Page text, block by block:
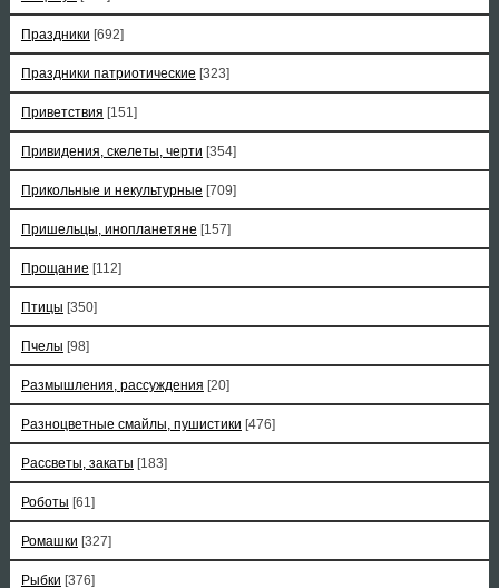
Праздники [692]
Праздники патриотические [323]
Приветствия [151]
Привидения, скелеты, черти [354]
Прикольные и некультурные [709]
Пришельцы, инопланетяне [157]
Прощание [112]
Птицы [350]
Пчелы [98]
Размышления, рассуждения [20]
Разноцветные смайлы, пушистики [476]
Рассветы, закаты [183]
Роботы [61]
Ромашки [327]
Рыбки [376]